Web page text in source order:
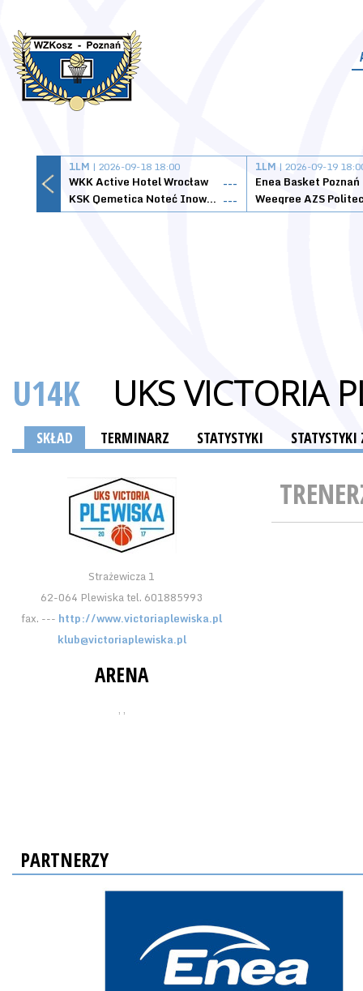
1LM | 2026-09-18 18:00
WKK Active Hotel Wrocław
---
KSK Qemetica Noteć Inowrocław ---
1LM | 2026-09-19
Enea Basket Poznań
U14K UKS VICTORIA
SKŁAD TERMINARZ STATYSTYKI
Strażewicza 1
62-064 Plewiska tel. 601885993
fax. --- http://www.victoriaplewiska.pl
klub@victoriaplewiska.pl
ARENA
, ,
PARTNERZY